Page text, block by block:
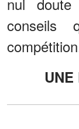
conseils
UNE